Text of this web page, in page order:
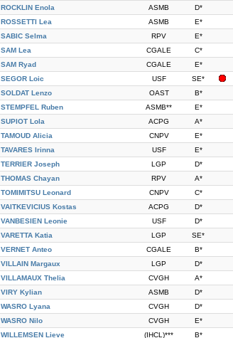
ROCKLIN Enola ASMB D*
ROSSETTI Lea ASMB E*
SABIC Selma RPV E*
SAM Lea CGALE C*
SAM Ryad CGALE E*
SEGOR Loic USF SE*
SOLDAT Lenzo OAST B*
STEMPFEL Ruben ASMB** E*
SUPIOT Lola ACPG A*
TAMOUD Alicia CNPV E*
TAVARES Irinna USF E*
TERRIER Joseph LGP D*
THOMAS Chayan RPV A*
TOMIMITSU Leonard CNPV C*
VAITKEVICIUS Kostas ACPG D*
VANBESIEN Leonie USF D*
VARETTA Katia LGP SE*
VERNET Anteo CGALE B*
VILLAIN Margaux LGP D*
VILLAMAUX Thelia CVGH A*
VIRY Kylian ASMB D*
WASRO Lyana CVGH D*
WASRO Nilo CVGH E*
WILLEMSEN Lieve (IHCL)*** B*